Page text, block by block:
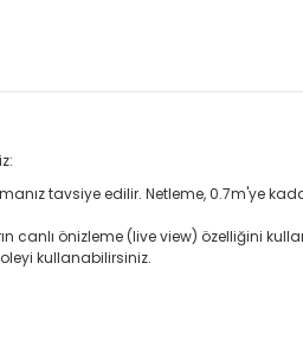
tavsiye edilir. Netleme, 0.7m'ye
canlı önizleme (live view) özelliğini
kullanabilirsiniz.